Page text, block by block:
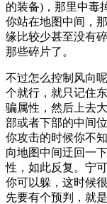
的装备)，那里中毒
你站在地图中间，
缘比较少甚至没有
那些碎片了。
不过怎么控制风向
个就行，就只记住
骗属性，然后上去
部或者下部的中间
你攻击的时候你不
向地图中间迂回一
性，如此反复。宁
你可以躲，这时候
先要有个预判，就